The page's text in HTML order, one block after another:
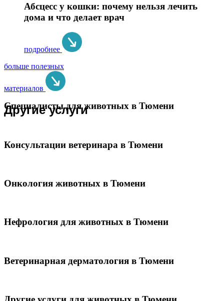
Абсцесс у кошки: почему нельзя лечить
дома и что делает врач
подробнее
больше полезных
материалов
Другие услуги
Специалисты для животных в Тюмени
Консультации ветеринара в Тюмени
Онкология животных в Тюмени
Нефрология для животных в Тюмени
Ветеринарная дерматология в Тюмени